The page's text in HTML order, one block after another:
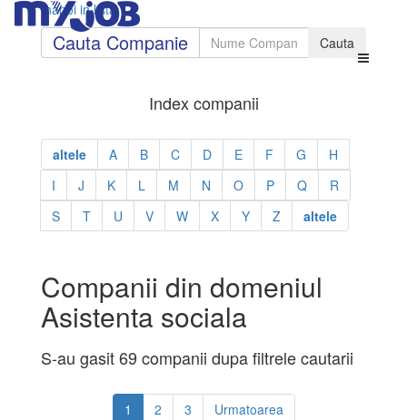
Inapoi in lista
Cauta Companie
Index companii
altele A B C D E F G
H
I
J K L M N O P Q
R
S
T U V W X Y Z altele
Companii din domeniul
Asistenta sociala
S-au gasit 69 companii dupa filtrele cautarii
1 2 3 Urmatoarea